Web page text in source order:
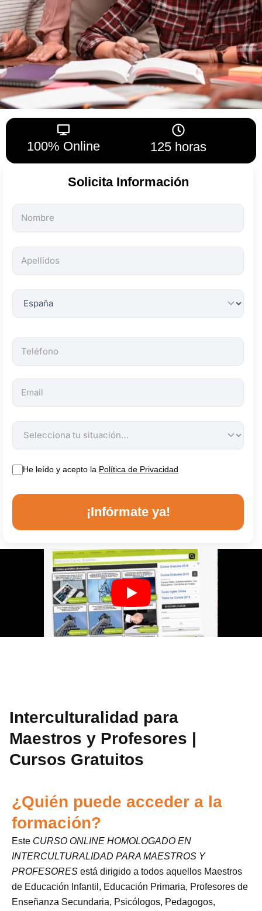
100% Online 125 horas
Solicita Información
Todos
los
son
obligatorios.
He leído y acepto la Política de Privacidad
¡Infórmate ya!
Interculturalidad para
Maestros y Profesores |
Cursos Gratuitos
¿Quién puede acceder a la
formación?
Este CURSO ONLINE HOMOLOGADO EN
INTERCULTURALIDAD PARA MAESTROS Y
PROFESORES está dirigido a todos aquellos Maestros
de Educación Infantil, Educación Primaria, Profesores de
Enseñanza Secundaria, Psicólogos, Pedagogos,